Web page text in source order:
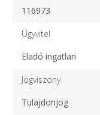
116973
Ügyvitel
Eladó ingatlan
Jogviszony
Tulajdonjog